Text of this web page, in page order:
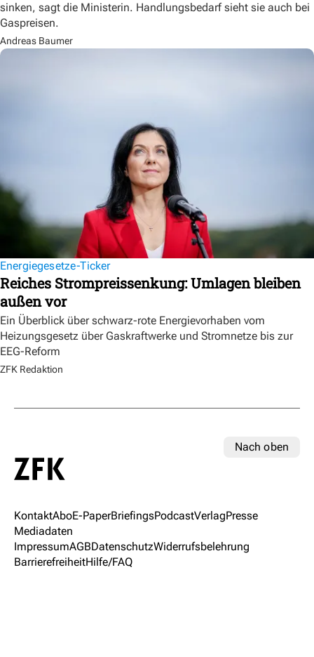
sinken, sagt die Ministerin. Handlungsbedarf sieht sie auch bei
Gaspreisen.
Andreas Baumer
Energiegesetze-Ticker
Reiches Strompreissenkung: Umlagen bleiben
außen vor
Ein Überblick über schwarz-rote Energievorhaben vom
Heizungsgesetz über Gaskraftwerke und Stromnetze bis zur
EEG-Reform
ZFK Redaktion
Nach oben
KontaktAboE-PaperBriefingsPodcastVerlagPresse
Mediadaten
ImpressumAGBDatenschutzWiderrufsbelehrung
BarrierefreiheitHilfe/FAQ